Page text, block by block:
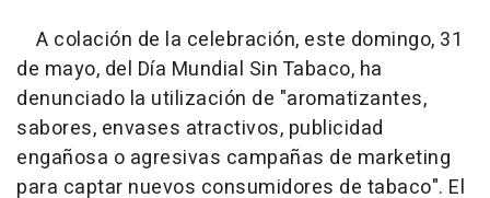
A colación de la celebración, este domingo, 31
de mayo, del Día Mundial Sin Tabaco, ha
denunciado la utilización de "aromatizantes,
sabores, envases atractivos, publicidad
engañosa o agresivas campañas de marketing
para captar nuevos consumidores de tabaco". El